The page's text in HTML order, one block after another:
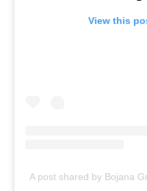
View this
A post shared by Bojana